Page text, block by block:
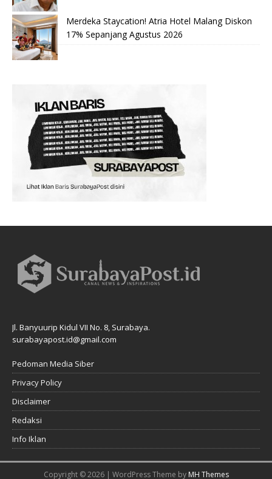
Merdeka Staycation! Atria Hotel Malang Diskon
17% Sepanjang Agustus 2026
Jl. Banyuurip Kidul VII No. 8, Surabaya.
surabayapost.id@gmail.com
Pedoman Media Siber
Privacy Policy
Disclaimer
Redaksi
Info Iklan
Copyright © 2026 | WordPress Theme by MH Themes